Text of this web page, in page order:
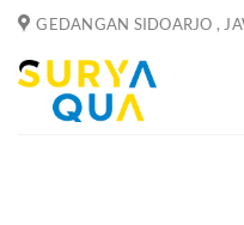
Skip
content
GEDANGAN SIDOARJO ,